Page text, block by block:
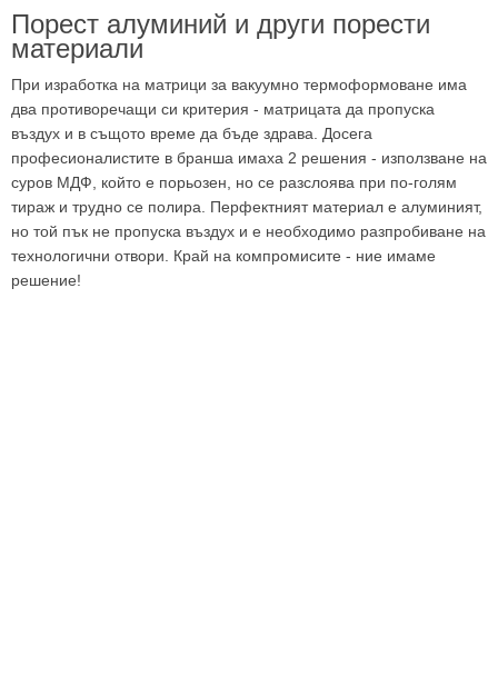
Порест алуминий и други порести
материали
При изработка на матрици за вакуумно термоформоване има
два противоречащи си критерия - матрицата да пропуска
въздух и в същото време да бъде здрава. Досега
професионалистите в бранша имаха 2 решения - използване на
суров МДФ, който е порьозен, но се разслоява при по-голям
тираж и трудно се полира. Перфектният материал е алуминият,
но той пък не пропуска въздух и е необходимо разпробиване на
технологични отвори. Край на компромисите - ние имаме
решение!